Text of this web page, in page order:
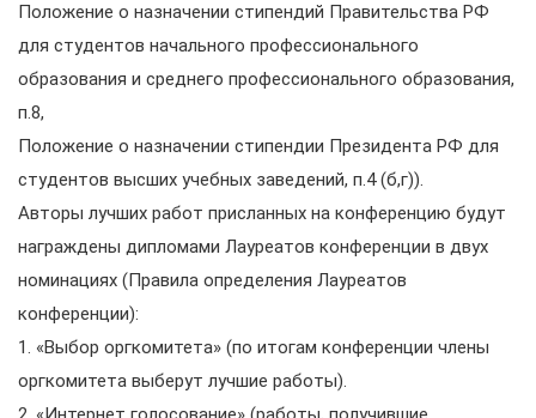
Положение о назначении стипендий Правительства РФ
для студентов начального профессионального
образования и среднего профессионального образования,
п.8,
Положение о назначении стипендии Президента РФ для
студентов высших учебных заведений, п.4 (б,г)).
Авторы лучших работ присланных на конференцию будут
награждены дипломами Лауреатов конференции в двух
номинациях (Правила определения Лауреатов
конференции):
1. «Выбор оргкомитета» (по итогам конференции члены
оргкомитета выберут лучшие работы).